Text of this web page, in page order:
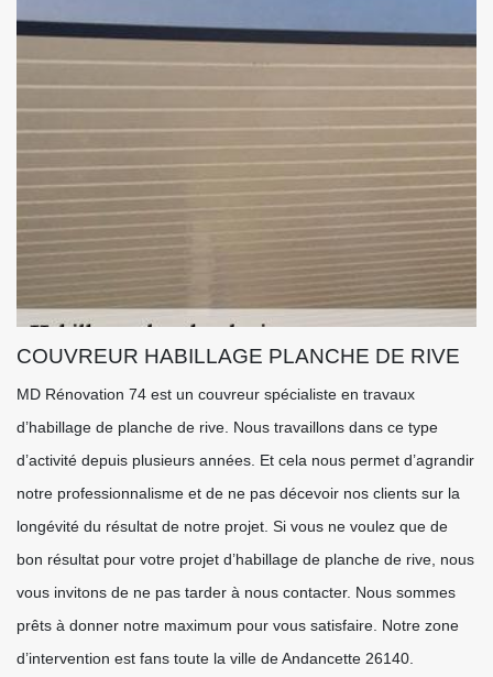
COUVREUR HABILLAGE PLANCHE DE RIVE
MD Rénovation 74 est un couvreur spécialiste en travaux
d’habillage de planche de rive. Nous travaillons dans ce type
d’activité depuis plusieurs années. Et cela nous permet d’agrandir
notre professionnalisme et de ne pas décevoir nos clients sur la
longévité du résultat de notre projet. Si vous ne voulez que de
bon résultat pour votre projet d’habillage de planche de rive, nous
vous invitons de ne pas tarder à nous contacter. Nous sommes
prêts à donner notre maximum pour vous satisfaire. Notre zone
d’intervention est fans toute la ville de Andancette 26140.